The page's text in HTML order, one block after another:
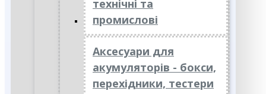
технічні та
промислові
Аксесуари для
акумуляторів - бокси,
перехідники, тестери